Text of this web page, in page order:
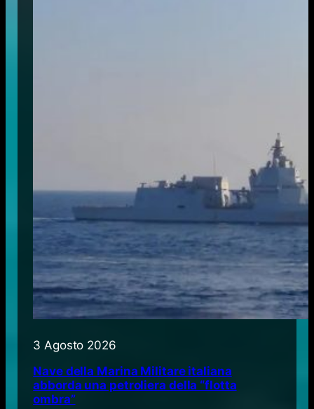
3 Agosto 2026
Nave della Marina Militare italiana
abborda una petroliera della “flotta
ombra”